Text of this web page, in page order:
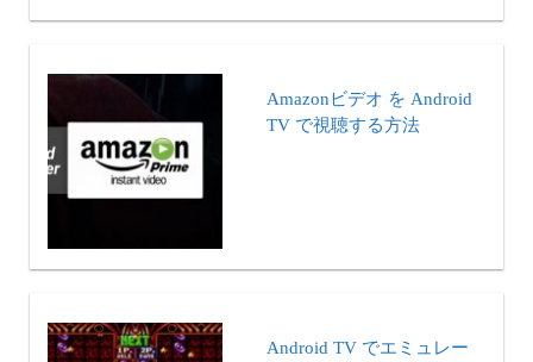
Amazonビデオ を Android
TV で視聴する方法
Android TV でエミュレー